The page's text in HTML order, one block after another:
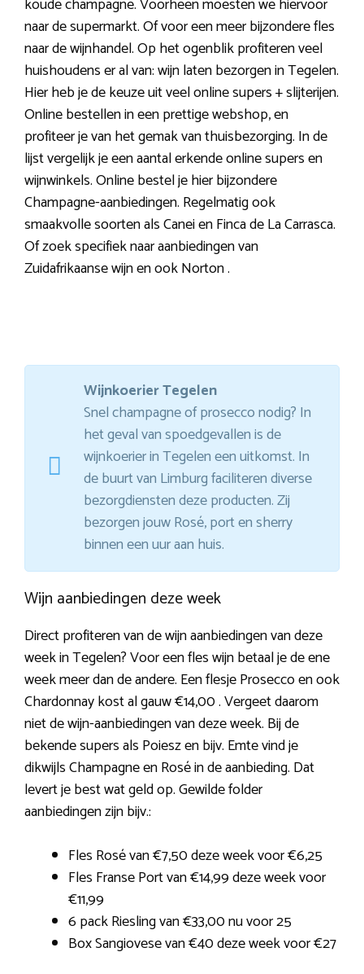
koude champagne. Voorheen moesten we hiervoor
naar de supermarkt. Of voor een meer bijzondere fles
naar de wijnhandel. Op het ogenblik profiteren veel
huishoudens er al van: wijn laten bezorgen in Tegelen.
Hier heb je de keuze uit veel online supers + slijterijen.
Online bestellen in een prettige webshop, en
profiteer je van het gemak van thuisbezorging. In de
lijst vergelijk je een aantal erkende online supers en
wijnwinkels. Online bestel je hier bijzondere
Champagne-aanbiedingen. Regelmatig ook
smaakvolle soorten als Canei en Finca de La Carrasca.
Of zoek specifiek naar aanbiedingen van
Zuidafrikaanse wijn en ook Norton .
Wijnkoerier Tegelen
Snel champagne of prosecco nodig? In
het geval van spoedgevallen is de
wijnkoerier in Tegelen een uitkomst. In
de buurt van Limburg faciliteren diverse
bezorgdiensten deze producten. Zij
bezorgen jouw Rosé, port en sherry
binnen een uur aan huis.
Wijn aanbiedingen deze week
Direct profiteren van de wijn aanbiedingen van deze
week in Tegelen? Voor een fles wijn betaal je de ene
week meer dan de andere. Een flesje Prosecco en ook
Chardonnay kost al gauw €14,00 . Vergeet daarom
niet de wijn-aanbiedingen van deze week. Bij de
bekende supers als Poiesz en bijv. Emte vind je
dikwijls Champagne en Rosé in de aanbieding. Dat
levert je best wat geld op. Gewilde folder
aanbiedingen zijn bijv.:
Fles Rosé van €7,50 deze week voor €6,25
Fles Franse Port van €14,99 deze week voor
€11,99
6 pack Riesling van €33,00 nu voor 25
Box Sangiovese van €40 deze week voor €27